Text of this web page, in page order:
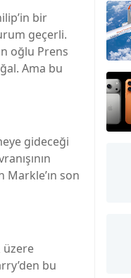
bir
geçerli.
oğlu Prens
Ama bu
gideceği
son
üzere
bu